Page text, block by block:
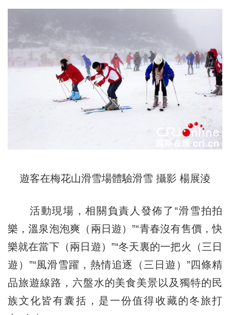
遊客在梅花山滑雪場體驗滑雪 攝影 楊展淩
活動現場，相關負責人發佈了“滑雪拍拍
樂，溫泉泡泡爽（兩日遊）”“青春沒有售價，快
樂就在當下（兩日遊）”“冬天裏的一把火（三日
遊）”“風滑雪躍，熱情追逐（三日遊）”四條精
品旅遊線路，六盤水的美食美景以及獨特的民
族文化皆有囊括，是一份值得收藏的冬旅打